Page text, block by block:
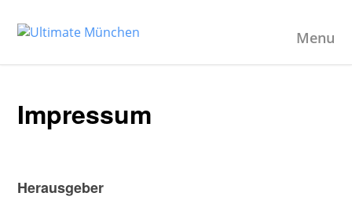
Menu
Impressum
Herausgeber